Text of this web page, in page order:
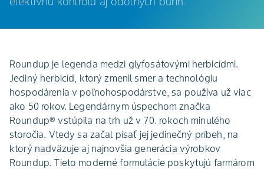
Roundup je legenda medzi glyfosátovými herbicídmi.
Jediný herbicíd, ktorý zmenil smer a technológiu
hospodárenia v poľnohospodárstve, sa používa už viac
ako 50 rokov. Legendárnym úspechom značka
Roundup® vstúpila na trh už v 70. rokoch minulého
storočia. Vtedy sa začal písať jej jedinečný príbeh, na
ktorý nadväzuje aj najnovšia generácia výrobkov
Roundup. Tieto moderné formulácie poskytujú farmárom